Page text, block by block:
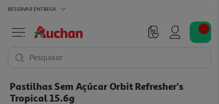
RESERVAR ENTREGA
Pesquisar
Pastilhas Sem Açúcar Orbit Refresher's
Tropical 15.6g